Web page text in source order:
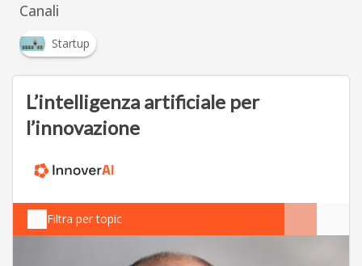
Canali
Startup
L’intelligenza artificiale per
l’innovazione
Filtra per topic